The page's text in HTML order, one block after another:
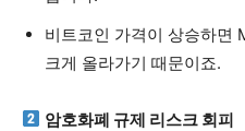
비트코인 가격이 상승하면
크게 올라가기 때문이죠.
암호화폐 규제 리스크 회피